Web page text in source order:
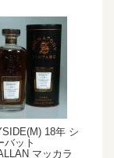
18年 シ
バット
マッカラ